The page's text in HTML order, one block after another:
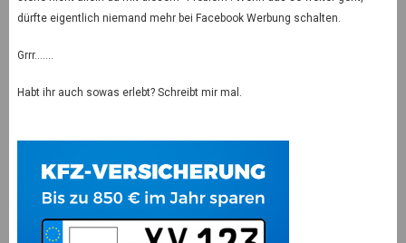
dürfte eigentlich niemand mehr bei Facebook Werbung schalten.
Grrr…….
Habt ihr auch sowas erlebt? Schreibt mir mal.